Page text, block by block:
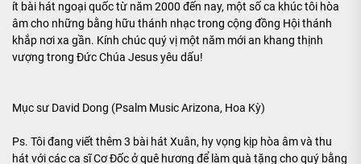
ít bài hát ngoại quốc từ năm 2000 đến nay, một số ca khúc tôi hòa
âm cho những bằng hữu thánh nhạc trong cộng đồng Hội thánh
khắp nơi xa gần. Kính chúc quý vị một năm mới an khang thịnh
vượng trong Đức Chúa Jesus yêu dấu!
Mục sư David Dong (Psalm Music Arizona, Hoa Kỳ)
Ps. Tôi đang viết thêm 3 bài hát Xuân, hy vọng kịp hòa âm và thu
hát với các ca sĩ Cơ Đốc ở quê hương để làm quà tặng cho quý bằng